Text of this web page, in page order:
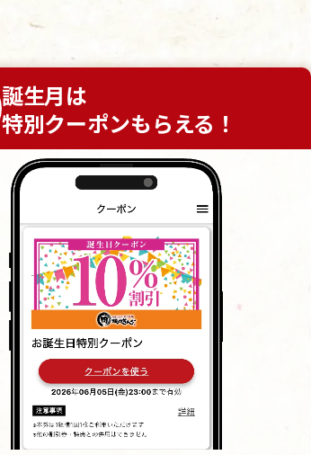
誕生月は
特別クーポンもらえる！